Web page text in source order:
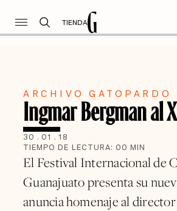
TIENDA
ARCHIVO GATOPARDO
Ingmar Bergman al
30 . 01 . 18
TIEMPO DE LECTURA: 00 MIN
El Festival Internacional de
Guanajuato presenta su
anuncia homenaje al